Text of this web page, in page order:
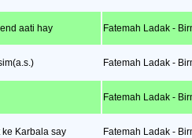
aati hay Fatemah Ladak -
Fatemah Ladak -
Fatemah Ladak -
Karbala say Fatemah Ladak -